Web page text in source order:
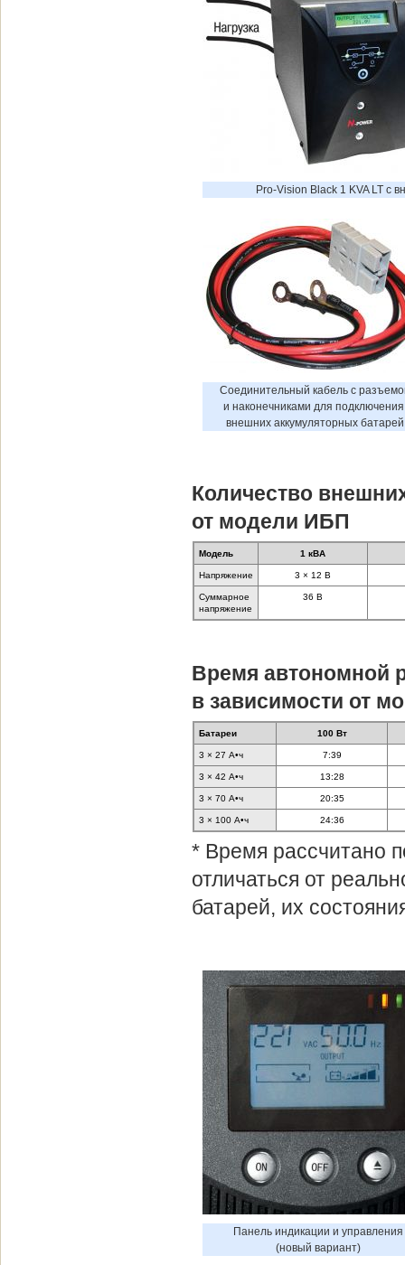
Pro-Vision Black 1 KVA LT с
Соединительный кабель с
и наконечниками для подключения
внешних аккумуляторных батарей
Количество
от модели ИБП
Мoдель 1 кВА
Напряжение 3 × 12 В
Суммарное
напряжение
36 В
Время автономной
в зависимости от
Батареи 100 Вт
3 × 27 А•ч 7:39
3 × 42 А•ч 13:28
3 × 70 А•ч 20:35
3 × 100 А•ч 24:36
* Время рассчитано
отличаться от
батарей, их
Панель индикации и управления
(новый вариант)